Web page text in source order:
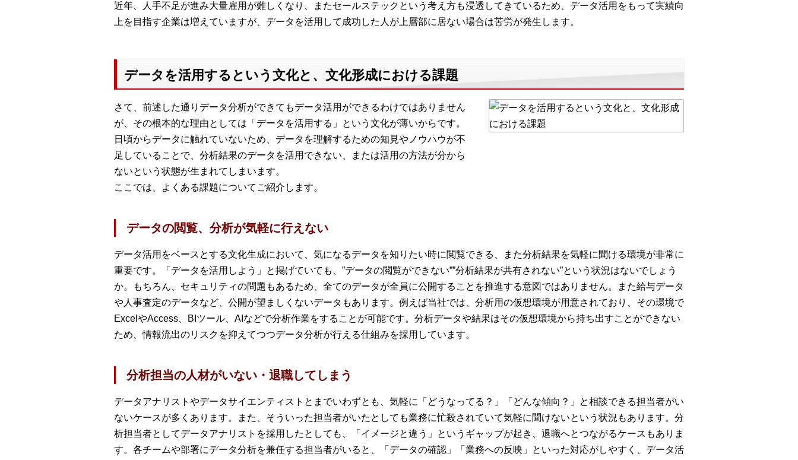
近年、人手不足が進み大量雇用が難しくなり、またセールステックという考え方も浸透してきているため、データ活用をもって実績向
上を目指す企業は増えていますが、データを活用して成功した人が上層部に居ない場合は苦労が発生します。
データを活用するという文化と、文化形成における課題
さて、前述した通りデータ分析ができてもデータ活用ができるわけではありません
が、その根本的な理由としては「データを活用する」という文化が薄いからです。
日頃からデータに触れていないため、データを理解するための知見やノウハウが不
足していることで、分析結果のデータを活用できない、または活用の方法が分から
ないという状態が生まれてしまいます。
ここでは、よくある課題についてご紹介します。
データの閲覧、分析が気軽に行えない
データ活用をベースとする文化生成において、気になるデータを知りたい時に閲覧できる、また分析結果を気軽に聞ける環境が非常に
重要です。「データを活用しよう」と掲げていても、”データの閲覧ができない””分析結果が共有されない”という状況はないでしょう
か。もちろん、セキュリティの問題もあるため、全てのデータが全員に公開することを推進する意図ではありません。また給与データ
や人事査定のデータなど、公開が望ましくないデータもあります。例えば当社では、分析用の仮想環境が用意されており、その環境で
ExcelやAccess、BIツール、AIなどで分析作業をすることが可能です。分析データや結果はその仮想環境から持ち出すことができない
ため、情報流出のリスクを抑えてつつデータ分析が行える仕組みを採用しています。
分析担当の人材がいない・退職してしまう
データアナリストやデータサイエンティストとまでいわずとも、気軽に「どうなってる？」「どんな傾向？」と相談できる担当者がい
ないケースが多くあります。また、そういった担当者がいたとしても業務に忙殺されていて気軽に聞けないという状況もあります。分
析担当者としてデータアナリストを採用したとしても、「イメージと違う」というギャップが起き、退職へとつながるケースもありま
す。各チームや部署にデータ分析を兼任する担当者がいると、「データの確認」「業務への反映」といった対応がしやすく、データ活